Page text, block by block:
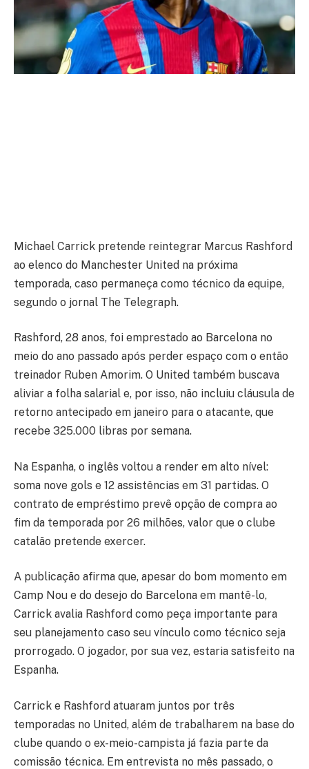
Michael Carrick pretende reintegrar Marcus Rashford
ao elenco do Manchester United na próxima
temporada, caso permaneça como técnico da equipe,
segundo o jornal The Telegraph.
Rashford, 28 anos, foi emprestado ao Barcelona no
meio do ano passado após perder espaço com o então
treinador Ruben Amorim. O United também buscava
aliviar a folha salarial e, por isso, não incluiu cláusula de
retorno antecipado em janeiro para o atacante, que
recebe 325.000 libras por semana.
Na Espanha, o inglês voltou a render em alto nível:
soma nove gols e 12 assistências em 31 partidas. O
contrato de empréstimo prevê opção de compra ao
fim da temporada por 26 milhões, valor que o clube
catalão pretende exercer.
A publicação afirma que, apesar do bom momento em
Camp Nou e do desejo do Barcelona em mantê-lo,
Carrick avalia Rashford como peça importante para
seu planejamento caso seu vínculo como técnico seja
prorrogado. O jogador, por sua vez, estaria satisfeito na
Espanha.
Carrick e Rashford atuaram juntos por três
temporadas no United, além de trabalharem na base do
clube quando o ex-meio-campista já fazia parte da
comissão técnica. Em entrevista no mês passado, o